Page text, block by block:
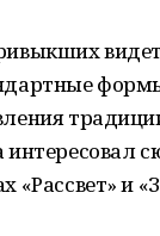
интересовал
«Рассвет» и